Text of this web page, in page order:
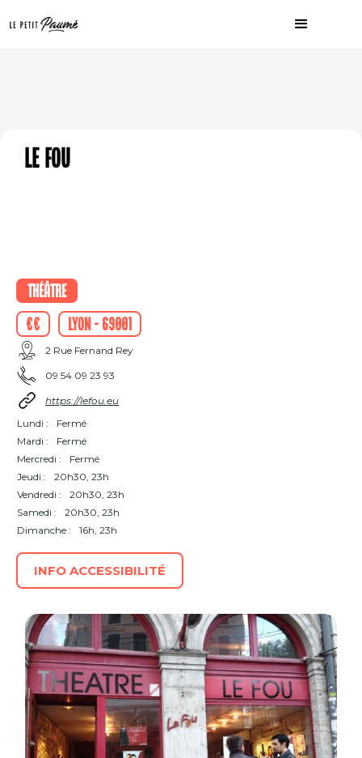
Le Fou
Théâtre
€€
Lyon - 69001
2 Rue Fernand Rey
09 54 09 23 93
https://lefou.eu
Lundi :
Fermé
Mardi :
Fermé
Mercredi :
Fermé
Jeudi :
20h30, 23h
Vendredi :
20h30, 23h
Samedi :
20h30, 23h
Dimanche :
16h, 23h
INFO ACCESSIBILITÉ